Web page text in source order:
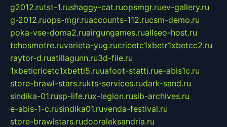
g2012.rutst-1.rushaggy-cat.ruopsmgr.ruev-gallery.ru
g-2012.ruops-mgr.ruaccounts-112.rucsm-demo.ru
poka-vse-doma2.ruairgungames.ruallseo-host.ru
tehosmotre.ruvarieta-yug.rucricetc1xbetr1xbetcc2.ru
raytor-d.ruatillagunn.ru3d-file.ru
1xbeticricetc1xbetti5.ruuafoot-statti.rue-abis1c.ru
store-brawl-stars.rukts-services.rudark-sand.ru
sindika-01.rusp-life.rux-legion.rusib-archives.ru
e-abis-1-c.rusindika01.ruvenda-festival.ru
store-brawlstars.rudooraleksandria.ru